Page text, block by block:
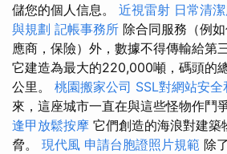
儲您的個人信息。 近視雷射 日常清
與規劃 記帳事務所 除合同服務（例
應商，保險）外，數據不得傳輸給第
它建造為最大的220,000噸，碼頭的
公里。 桃園搬家公司 SSL對網站安
來，這座城市一直在與這些怪物作鬥
逢甲放鬆按摩 它們創造的海浪對建築
脅。 現代風 申請台胞證照片規範 除